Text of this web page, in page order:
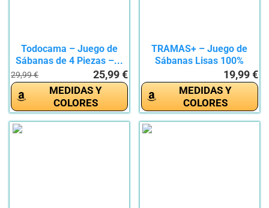
Todocama – Juego de
Sábanas de 4 Piezas –...
29,99 € 25,99 €
MEDIDAS Y
COLORES
TRAMAS+ – Juego de
Sábanas Lisas 100%
19,99 €
MEDIDAS Y
COLORES